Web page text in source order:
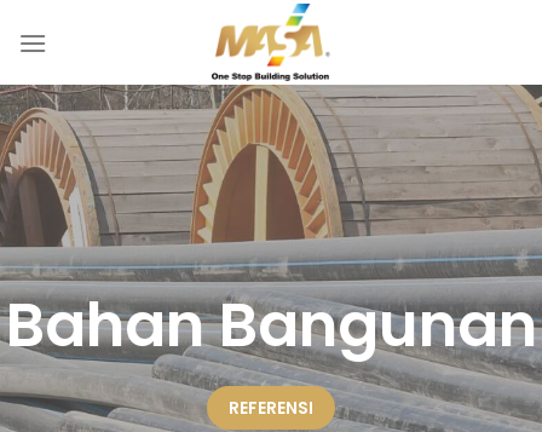
Bahan Bangunan
REFERENSI